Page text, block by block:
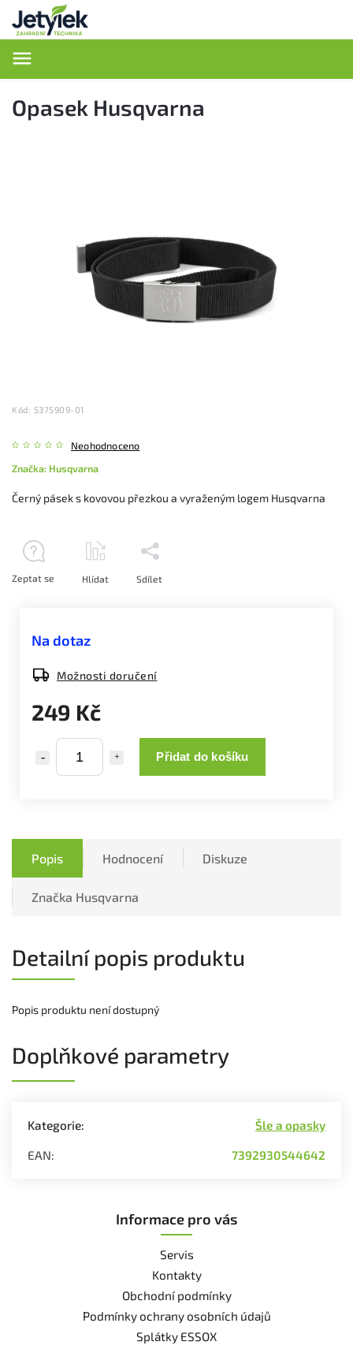
Opasek Husqvarna
Kód: 5375909-01
Neohodnoceno
Značka: Husqvarna
249 Kč
Přidat do košíku
Na dotaz
Možnosti doručení
Černý pásek s kovovou přezkou a vyraženým logem Husqvarna
Zeptat se Hlídat Sdílet
Popis Hodnocení Diskuze
Značka Husqvarna
Detailní popis produktu
Popis produktu není dostupný
Doplňkové parametry
Kategorie: Šle a opasky
EAN: 7392930544642
Informace pro vás
Servis
Kontakty
Obchodní podmínky
Podmínky ochrany osobních údajů
Splátky ESSOX